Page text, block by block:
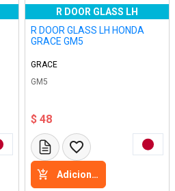
R DOOR GLASS LH
R DOOR GLASS LH HONDA
GRACE GM5
GRACE
GM5
$ 48
Adicione a cesta